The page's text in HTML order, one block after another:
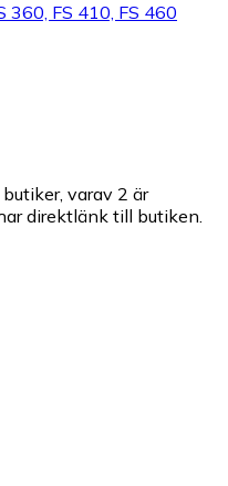
360, FS 410, FS 460
varav 2 är
direktlänk till butiken.